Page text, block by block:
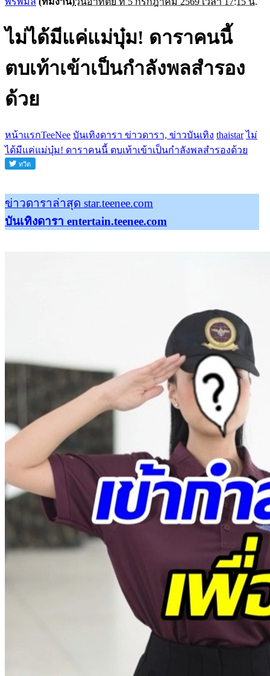
ไม่ได้มีแค่แม่บุ๋ม! ดาราคนนี้
ตบเท้าเข้าเป็นกำลังพลสำรอง
ด้วย
หน้าแรกTeeNee บันเทิงดารา ข่าวดารา, ข่าวบันเทิง thaistar ไม่
ได้มีแค่แม่บุ๋ม! ดาราคนนี้ ตบเท้าเข้าเป็นกำลังพลสำรองด้วย
ข่าวดาราล่าสุด star.teenee.com
บันเทิงดารา entertain.teenee.com